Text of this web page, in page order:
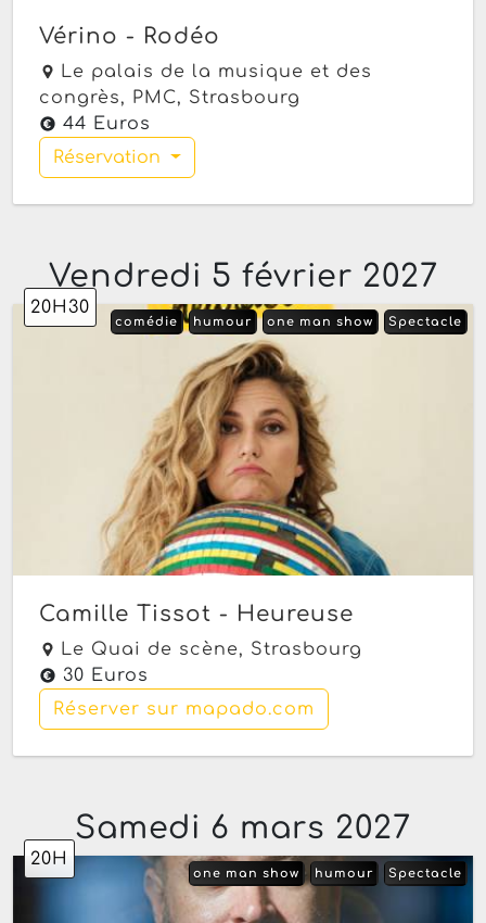
Vérino - Rodéo
Le palais de la musique et des
congrès, PMC, Strasbourg
44 Euros
Réservation
Vendredi 5 février 2027
20H30
Spectacle
one man show
humour
comédie
Camille Tissot - Heureuse
Le Quai de scène, Strasbourg
30 Euros
Réserver sur mapado.com
Samedi 6 mars 2027
20H
Spectacle
humour
one man show